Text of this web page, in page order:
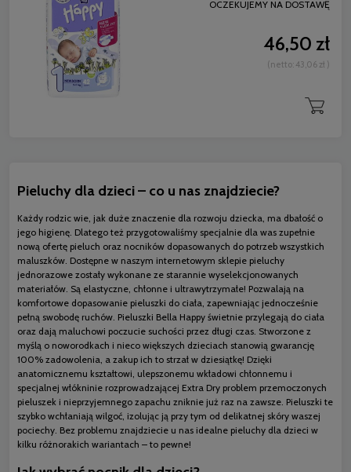
OCZEKUJEMY NA DOSTAWĘ
46,50 zł
(netto: 43,06 zł )
Pieluchy dla dzieci – co u nas znajdziecie?
Każdy rodzic wie, jak duże znaczenie dla rozwoju dziecka, ma dbałość o
jego higienę. Dlatego też przygotowaliśmy specjalnie dla was zupełnie
nową ofertę pieluch oraz nocników dopasowanych do potrzeb wszystkich
maluszków. Dostępne w naszym internetowym sklepie pieluchy
jednorazowe zostały wykonane ze starannie wyselekcjonowanych
materiałów. Są elastyczne, chłonne i ultrawytrzymałe! Pozwalają na
komfortowe dopasowanie pieluszki do ciała, zapewniając jednocześnie
pełną swobodę ruchów. Pieluszki Bella Happy świetnie przylegają do ciała
oraz dają maluchowi poczucie suchości przez długi czas. Stworzone z
myślą o noworodkach i nieco większych dzieciach stanowią gwarancję
100% zadowolenia, a zakup ich to strzał w dziesiątkę! Dzięki
anatomicznemu kształtowi, ulepszonemu wkładowi chłonnemu i
specjalnej włókninie rozprowadzającej Extra Dry problem przemoczonych
pieluszek i nieprzyjemnego zapachu zniknie już raz na zawsze. Pieluszki te
szybko wchłaniają wilgoć, izolując ją przy tym od delikatnej skóry waszej
pociechy. Bez problemu znajdziecie u nas idealne pieluchy dla dzieci w
kilku różnorakich wariantach – to pewne!